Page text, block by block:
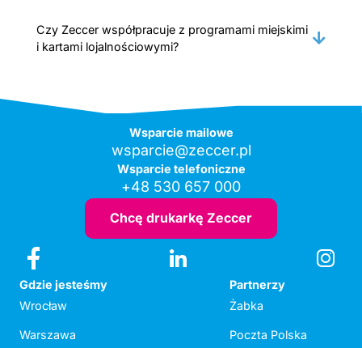
Czy Zeccer współpracuje z programami miejskimi
i kartami lojalnościowymi?
Wsparcie mailowe
wsparcie@zeccer.pl
Wsparcie telefoniczne
+48 530 657 000
Chcę drukarkę Zeccer
Gdzie jesteśmy
Wrocław
Warszawa
Partnerzy
Żabka
Poczta Polska